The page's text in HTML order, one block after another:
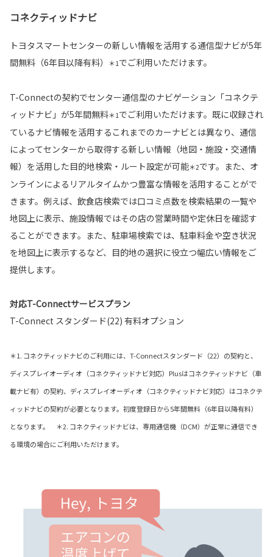
コネクティッドナビ
トヨタスマートセンターの新しい情報を活用する通信型ナビが5年
間無料（6年目以降有料）
＊1でご利用いただけます。
T-Connectの契約でセンター通信型のナビゲーション「コネクテ
ィッドナビ」が5年間無料＊1でご利用いただけます。既に収録され
ているナビ情報を活用するこれまでのカーナビとは異なり、通信
によってセンターから取得する新しい情報（地図・施設・交通情
報）を活用した目的地検索・ルート設定が可能＊2です。また、オ
ンラインによるリアルタイムかつ豊富な情報を活用することがで
きます。例えば、飲食店検索では口コミ点数を検索結果の一覧や
地図上に表示、施設情報ではその店の営業時間や定休日を確認す
ることができます。また、駐車場検索では、駐車料金や空き状況
を地図上に表示するなど、目的地の選択に役立つ幅広い情報をご
提供します。
対応T-Connectサービスプラン
T-Connect スタンダード(22) 有料オプション
＊1. コネクティッドナビのご利用には、T-Connectスタンダード（22）の契約と、
ディスプレイオーディオ（コネクティッドナビ対応）Plusはコネクティッドナビ（車
載ナビ有）の契約、ディスプレイオーディオ（コネクティッドナビ対応）はコネクテ
ィッドナビの契約が必要となります。初度登録日から5年間無料（6年目以降有料）
となります。 ＊2. コネクティッドナビは、専用通信機（DCM）が正常に通信でき
る環境の場合にご利用いただけます。